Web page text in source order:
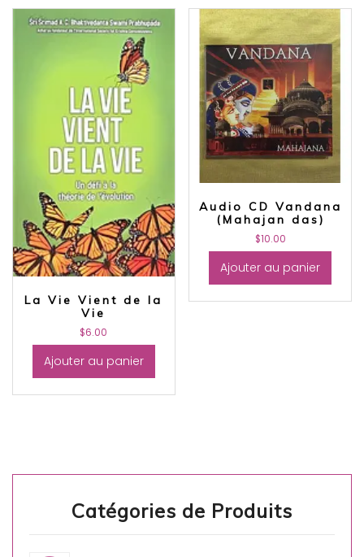
La Vie Vient de la
Vie
$6.00
Ajouter au panier
Audio CD Vandana
(Mahajan das)
$10.00
Ajouter au panier
Catégories de Produits